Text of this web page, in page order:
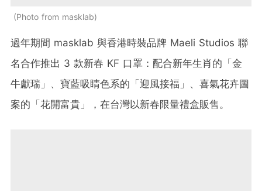
Photo from masklab
過年期間 masklab 與香港時裝品牌 Maeli Studios 聯
名合作推出 3 款新春 KF 口罩：配合新年生肖的「金
牛獻瑞」、寶藍吸睛色系的「迎風接福」、喜氣花卉圖
案的「花開富貴」，在台灣以新春限量禮盒販售。